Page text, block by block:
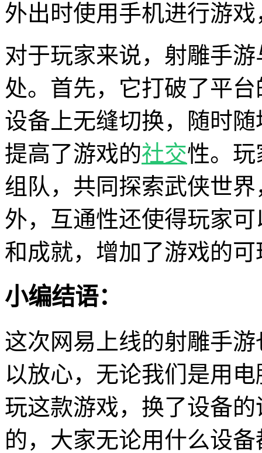
外出时使用手机进行游
对于玩家来说，射雕手
处。首先，它打破了平
设备上无缝切换，随时
提高了游戏的社交性。
组队，共同探索武侠世
外，互通性还使得玩家
和成就，增加了游戏的可
小编结语：
这次网易上线的射雕手
以放心，无论我们是用
玩这款游戏，换了设备
的，大家无论用什么设